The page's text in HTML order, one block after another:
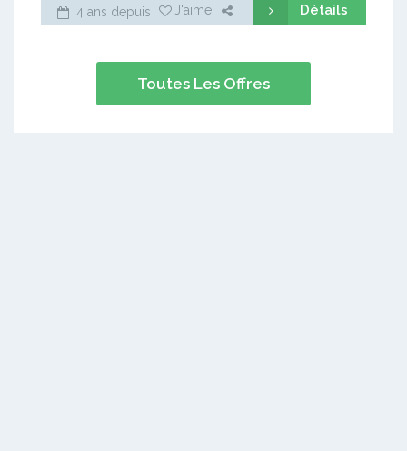
4 ans depuis J'aime Détails
Toutes Les Offres